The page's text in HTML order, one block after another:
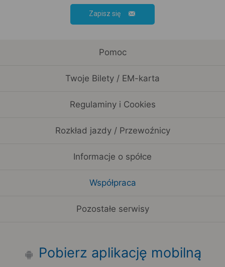
Zapisz się
Pomoc
Twoje Bilety / EM-karta
Regulaminy i Cookies
Rozkład jazdy / Przewoźnicy
Informacje o spółce
Współpraca
Pozostałe serwisy
Pobierz aplikację mobilną